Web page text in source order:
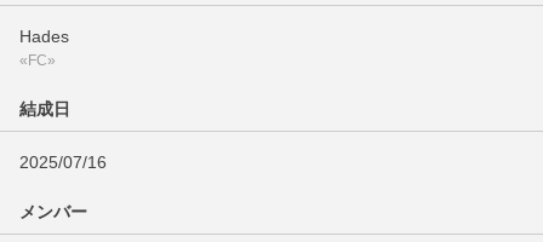
Hades
«FC»
結成日
2025/07/16
メンバー